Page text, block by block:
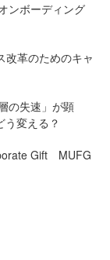
ンボーディング
革のためのキャ
の失速」が顕
変える？
Gift MUFG